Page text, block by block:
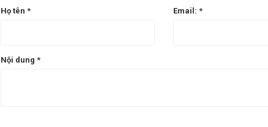
Họ tên * Email:*
Nội dung *